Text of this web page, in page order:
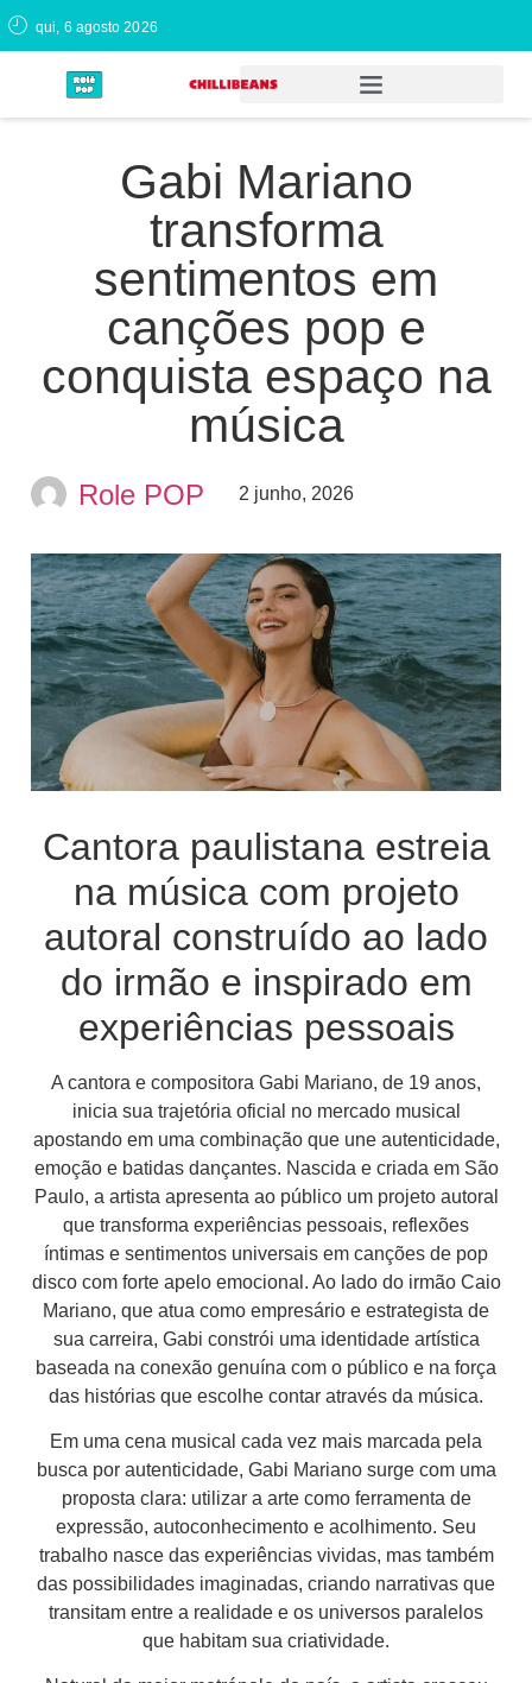
qui, 6 agosto 2026
Gabi Mariano
transforma
sentimentos em
canções pop e
conquista espaço na
música
Role POP 2 junho, 2026
Cantora paulistana estreia
na música com projeto
autoral construído ao lado
do irmão e inspirado em
experiências pessoais
A cantora e compositora Gabi Mariano, de 19 anos,
inicia sua trajetória oficial no mercado musical
apostando em uma combinação que une autenticidade,
emoção e batidas dançantes. Nascida e criada em São
Paulo, a artista apresenta ao público um projeto autoral
que transforma experiências pessoais, reflexões
íntimas e sentimentos universais em canções de pop
disco com forte apelo emocional. Ao lado do irmão Caio
Mariano, que atua como empresário e estrategista de
sua carreira, Gabi constrói uma identidade artística
baseada na conexão genuína com o público e na força
das histórias que escolhe contar através da música.
Em uma cena musical cada vez mais marcada pela
busca por autenticidade, Gabi Mariano surge com uma
proposta clara: utilizar a arte como ferramenta de
expressão, autoconhecimento e acolhimento. Seu
trabalho nasce das experiências vividas, mas também
das possibilidades imaginadas, criando narrativas que
transitam entre a realidade e os universos paralelos
que habitam sua criatividade.